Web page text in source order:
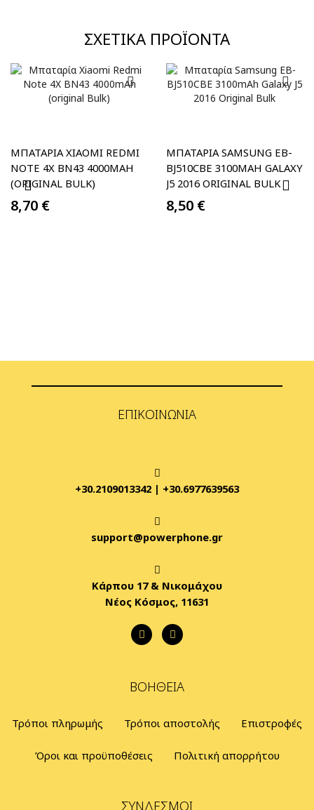
ΣΧΕΤΙΚΆ ΠΡΟΪΌΝΤΑ
ΜΠΑΤΑΡΊΑ XIAOMI REDMI
NOTE 4X BN43 4000MAH
(ORIGINAL BULK)
8,70 €
ΜΠΑΤΑΡΊΑ SAMSUNG EB-
BJ510CBE 3100MAH GALAXY
J5 2016 ORIGINAL BULK
8,50 €
ΕΠΙΚΟΙΝΩΝΊΑ
+30.2109013342 | +30.6977639563
support@powerphone.gr
Κάρπου 17 & Νικομάχου
Νέος Κόσμος, 11631
ΒΟΉΘΕΙΑ
Τρόποι πληρωμής Τρόποι αποστολής Επιστροφές
Όροι και προϋποθέσεις Πολιτική απορρήτου
ΣΎΝΔΕΣΜΟΙ